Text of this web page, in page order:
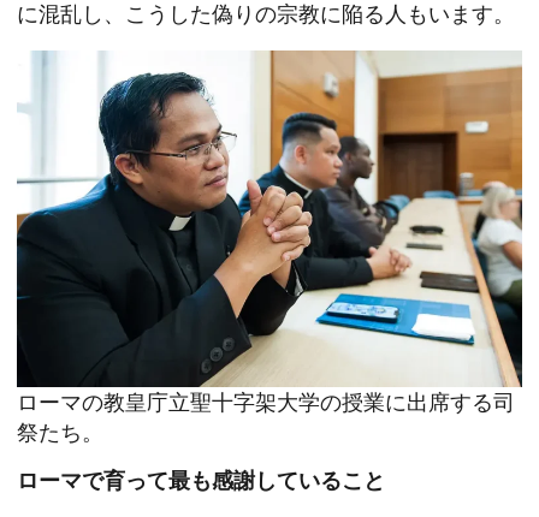
に混乱し、こうした偽りの宗教に陥る人もいます。
ローマの教皇庁立聖十字架大学の授業に出席する司
祭たち。
ローマで育って最も感謝していること